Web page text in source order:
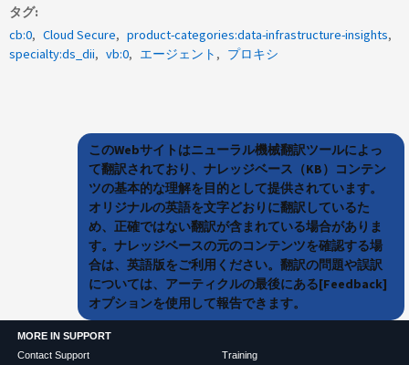
タグ
cb:0
Cloud Secure
product-categories:data-infrastructure-insights
specialty:ds_dii
vb:0 エージェント プロキシ
このWebサイトはニューラル機械翻訳ツールによっ
て翻訳されており、ナレッジベース（KB）コンテン
ツの基本的な理解を目的として提供されています。
オリジナルの英語を文字どおりに翻訳しているた
め、正確ではない翻訳が含まれている場合がありま
す。ナレッジベースの元のコンテンツを確認する場
合は、英語版をご利用ください。翻訳の問題や誤訳
については、アーティクルの最後にある[Feedback]
オプションを使用して報告できます。
MORE IN SUPPORT
Contact Support
Training